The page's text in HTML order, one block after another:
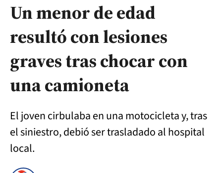
Un menor de edad
resultó con lesiones
graves tras chocar con
una camioneta
El joven cirbulaba en una motocicleta y, tras
el siniestro, debió ser trasladado al hospital
local.